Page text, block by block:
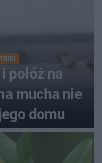
połóż na
mucha nie
domu